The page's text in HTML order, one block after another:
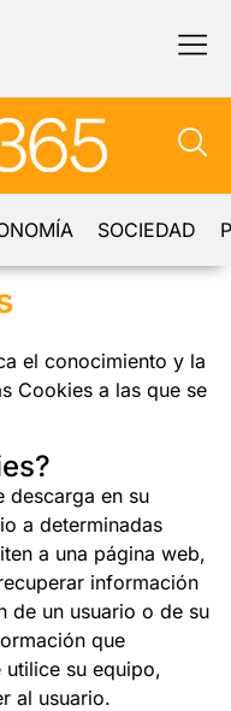
SOCIEDAD
el conocimiento y la
Cookies a las que se
descarga en su
a determinadas
a una página web,
información
de un usuario o de su
que
su equipo,
al usuario.